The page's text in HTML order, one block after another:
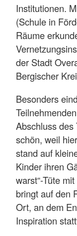
Institutionen.
(Schule in
Räume
der Stadt
Bergischer
Besonders
Abschluss des
schön, weil
stand auf
Kinder ihren
warst“-Tüte
bringt auf den
Ort, an dem
Inspiration